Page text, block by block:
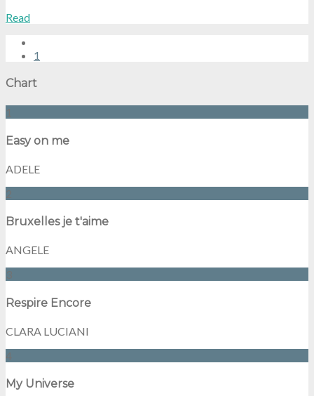
Read
1
Chart
1
Easy on me
ADELE
2
Bruxelles je t'aime
ANGELE
3
Respire Encore
CLARA LUCIANI
4
My Universe